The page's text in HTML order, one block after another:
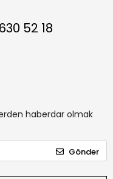
52 18
haberdar olmak
Gönder